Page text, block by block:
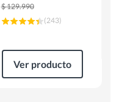
$129.990
(243)
Ver producto